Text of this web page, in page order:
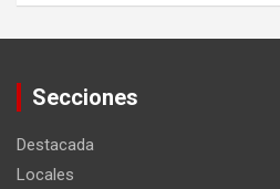
Secciones
Destacada
Locales